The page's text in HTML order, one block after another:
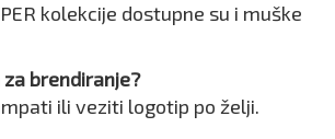
kolekcije dostupne su i muške
za brendiranje?
ili veziti logotip po želji.